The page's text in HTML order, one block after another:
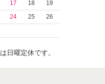
17 18
19
24 25
26
日曜定休です。